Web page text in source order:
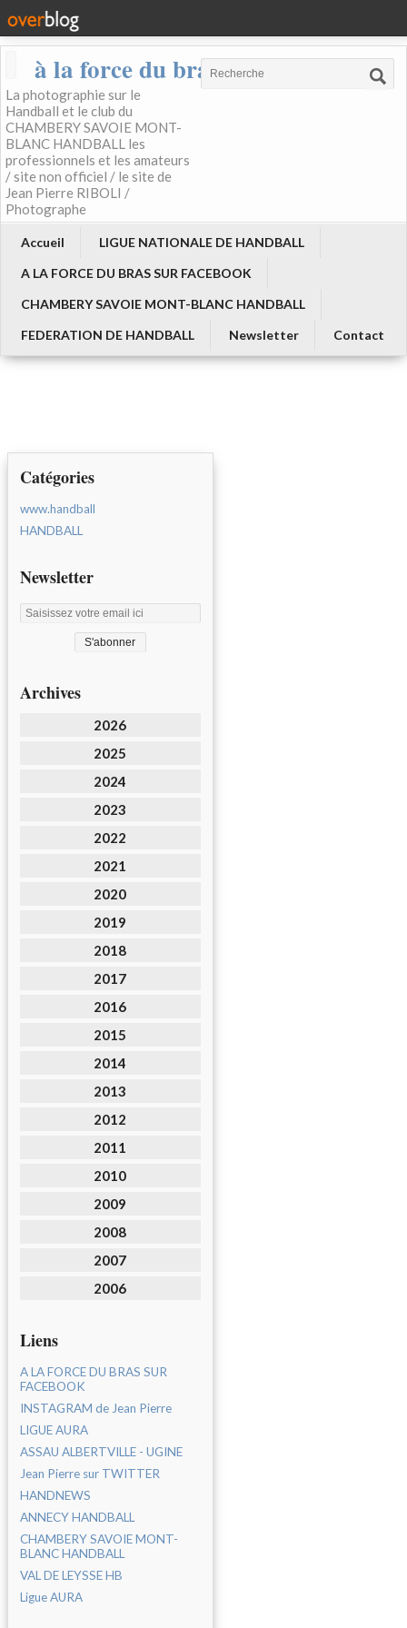
à la force du bras
La photographie sur le
Handball et le club du
CHAMBERY SAVOIE MONT-
BLANC HANDBALL les
professionnels et les amateurs
/ site non officiel / le site de
Jean Pierre RIBOLI /
Photographe
Accueil
LIGUE NATIONALE DE HANDBALL
A LA FORCE DU BRAS SUR FACEBOOK
CHAMBERY SAVOIE MONT-BLANC HANDBALL
FEDERATION DE HANDBALL
Newsletter Contact
Catégories
www.handball
HANDBALL
Newsletter
Archives
2026
2025
2024
2023
2022
2021
2020
2019
2018
2017
2016
2015
2014
2013
2012
2011
2010
2009
2008
2007
2006
Liens
A LA FORCE DU BRAS SUR
FACEBOOK
INSTAGRAM de Jean Pierre
LIGUE AURA
ASSAU ALBERTVILLE - UGINE
Jean Pierre sur TWITTER
HANDNEWS
ANNECY HANDBALL
CHAMBERY SAVOIE MONT-
BLANC HANDBALL
VAL DE LEYSSE HB
Ligue AURA